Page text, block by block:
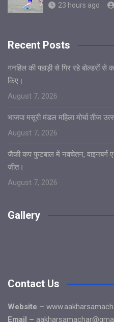
23 hours ago
Recent Posts
गनहिल की पहाड़ी से गिर रहे बोल्डरों से
किए।
August 7, 2026
भाजपा मसूरी मंडल महिला मोर्चा तीज
August 7, 2026
जैकी कप फुटबाल में नवचेतन, वाइनबर्ग
जीत।
August 7, 2026
Gallery
Contact Us
Website –
Email –